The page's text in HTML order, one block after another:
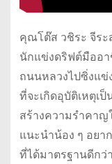
คุณโต๊ส วชิระ จีระ
นักแข่งดริฟต์มืออ
ถนนหลวงไปซิ่งแข่
ที่จะเกิดอุบัติเหตุเ
สร้างความรำคา
แนะนำน้อง ๆ อย
ที่ได้มาตรฐานดีกว่